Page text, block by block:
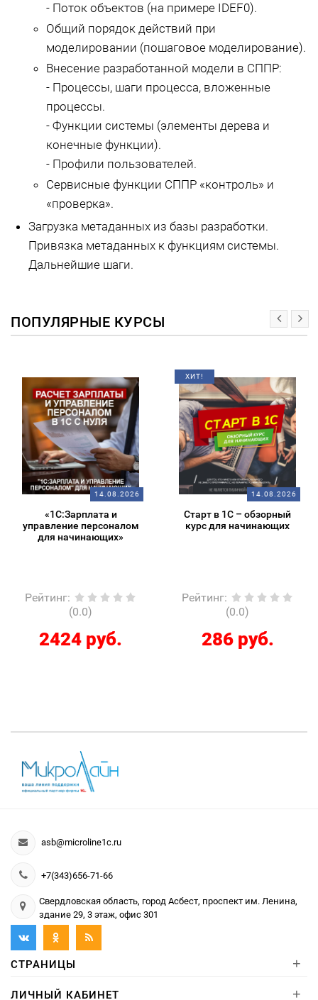
- Поток объектов (на примере IDEF0).
Общий порядок действий при
моделировании (пошаговое моделирование).
Внесение разработанной модели в СППР:
- Процессы, шаги процесса, вложенные
процессы.
- Функции системы (элементы дерева и
конечные функции).
- Профили пользователей.
Сервисные функции СППР «контроль» и
«проверка».
Загрузка метаданных из базы разработки.
Привязка метаданных к функциям системы.
Дальнейшие шаги.
ПОПУЛЯРНЫЕ КУРСЫ
14.08.2026
«1С:Зарплата и
управление персоналом
для начинающих»
Рейтинг:
(0.0)
2424 руб.
ХИТ!
14.08.2026
Старт в 1С – обзорный
курс для начинающих
Рейтинг:
(0.0)
286 руб.
asb@microline1c.ru
+7(343)656-71-66
Свердловская область, город Асбест, проспект им. Ленина,
здание 29, 3 этаж, офис 301
СТРАНИЦЫ +
ЛИЧНЫЙ КАБИНЕТ +